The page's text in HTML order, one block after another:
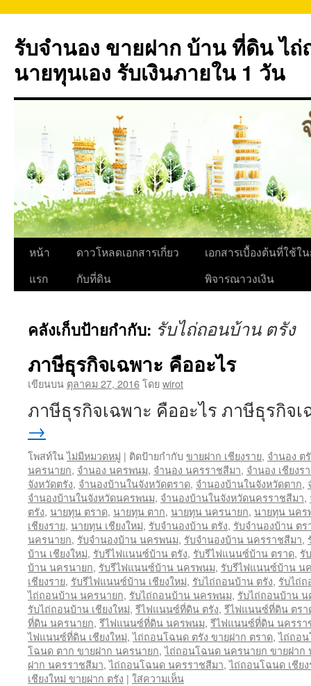
ยัง
เนื้อหา
รับจำนอง ขายฝาก บ้าน ที่ดิน ไ
นายทุนเอง รับเงินภายใน 1 วัน
หน้า
แรก
ดาวโหลดเอกสารเกี่ยว
กับที่ดิน
เอกสารเบื้องต้นที่ใช้ใ
พิจารณาวงเงิน
คลังเก็บป้ายกำกับ: รับไถ่ถอนบ้าน ตรัง
ภาษีธุรกิจเฉพาะ คืออะไร
เขียนบน ตุลาคม 27, 2016โดยwirot
ภาษีธุรกิจเฉพาะ คืออะไร ภาษีธุรกิจ
→
โพสท์ในไม่มีหมวดหมู่ | ติดป้ายกำกับ ขายฝาก เชียงราย, จำนอง ต
นครนายก, จำนอง นครพนม, จำนอง นครราชสีมา, จำนอง เชียงร
จังหวัดตรัง, จำนองบ้านในจังหวัดตราด, จำนองบ้านในจังหวัดตาก,
จำนองบ้านในจังหวัดนครพนม, จำนองบ้านในจังหวัดนครราชสีมา,
ตรัง, นายทุน ตราด, นายทุน ตาก, นายทุน นครนายก, นายทุน นคร
เชียงราย, นายทุน เชียงใหม่, รับจำนองบ้าน ตรัง, รับจำนองบ้าน ตร
นครนายก, รับจำนองบ้าน นครพนม, รับจำนองบ้าน นครราชสีมา,
บ้าน เชียงใหม่, รับรีไฟแนนซ์บ้าน ตรัง, รับรีไฟแนนซ์บ้าน ตราด, รั
บ้าน นครนายก, รับรีไฟแนนซ์บ้าน นครพนม, รับรีไฟแนนซ์บ้าน น
เชียงราย, รับรีไฟแนนซ์บ้าน เชียงใหม่, รับไถ่ถอนบ้าน ตรัง, รับไถ่
ไถ่ถอนบ้าน นครนายก, รับไถ่ถอนบ้าน นครพนม, รับไถ่ถอนบ้าน
รับไถ่ถอนบ้าน เชียงใหม่, รีไฟแนนซ์ที่ดิน ตรัง, รีไฟแนนซ์ที่ดิน ตรา
ที่ดิน นครนายก, รีไฟแนนซ์ที่ดิน นครพนม, รีไฟแนนซ์ที่ดิน นครรา
ไฟแนนซ์ที่ดิน เชียงใหม่,ไถ่ถอนโฉนด ตรัง ขายฝาก ตราด,ไถ่ถอ
โฉนด ตาก ขายฝาก นครนายก,ไถ่ถอนโฉนด นครนายก ขายฝาก
ฝาก นครราชสีมา,ไถ่ถอนโฉนด นครราชสีมา,ไถ่ถอนโฉนด เชียง
เชียงใหม่ ขายฝาก ตรัง | ใส่ความเห็น